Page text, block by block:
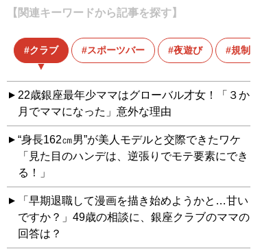
【関連キーワードから記事を探す】
クラブ スポーツバー 夜遊び 規制
22歳銀座最年少ママはグローバル才女！「３か
月でママになった」意外な理由
“身長162㎝男”が美人モデルと交際できたワケ
「見た目のハンデは、逆張りでモテ要素にでき
る！」
「早期退職して漫画を描き始めようかと…甘い
ですか？」49歳の相談に、銀座クラブのママの
回答は？